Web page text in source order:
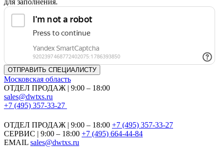
Московская область
ОТДЕЛ ПРОДАЖ | 9:00 – 18:00
sales@dwtxs.ru
+7 (495) 357-33-27
ОТДЕЛ ПРОДАЖ | 9:00 – 18:00 +7 (495) 357-33-27
СЕРВИС | 9:00 – 18:00 +7 (495) 664-44-84
EMAIL sales@dwtxs.ru